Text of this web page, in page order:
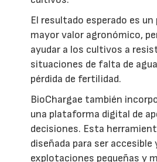
El resultado esperado es
mayor valor agronómico,
ayudar a los cultivos a
situaciones de falta de
pérdida de fertilidad.
BioChargae también
una plataforma digital de
decisiones. Esta
diseñada para ser accesible
explotaciones pequeñas y